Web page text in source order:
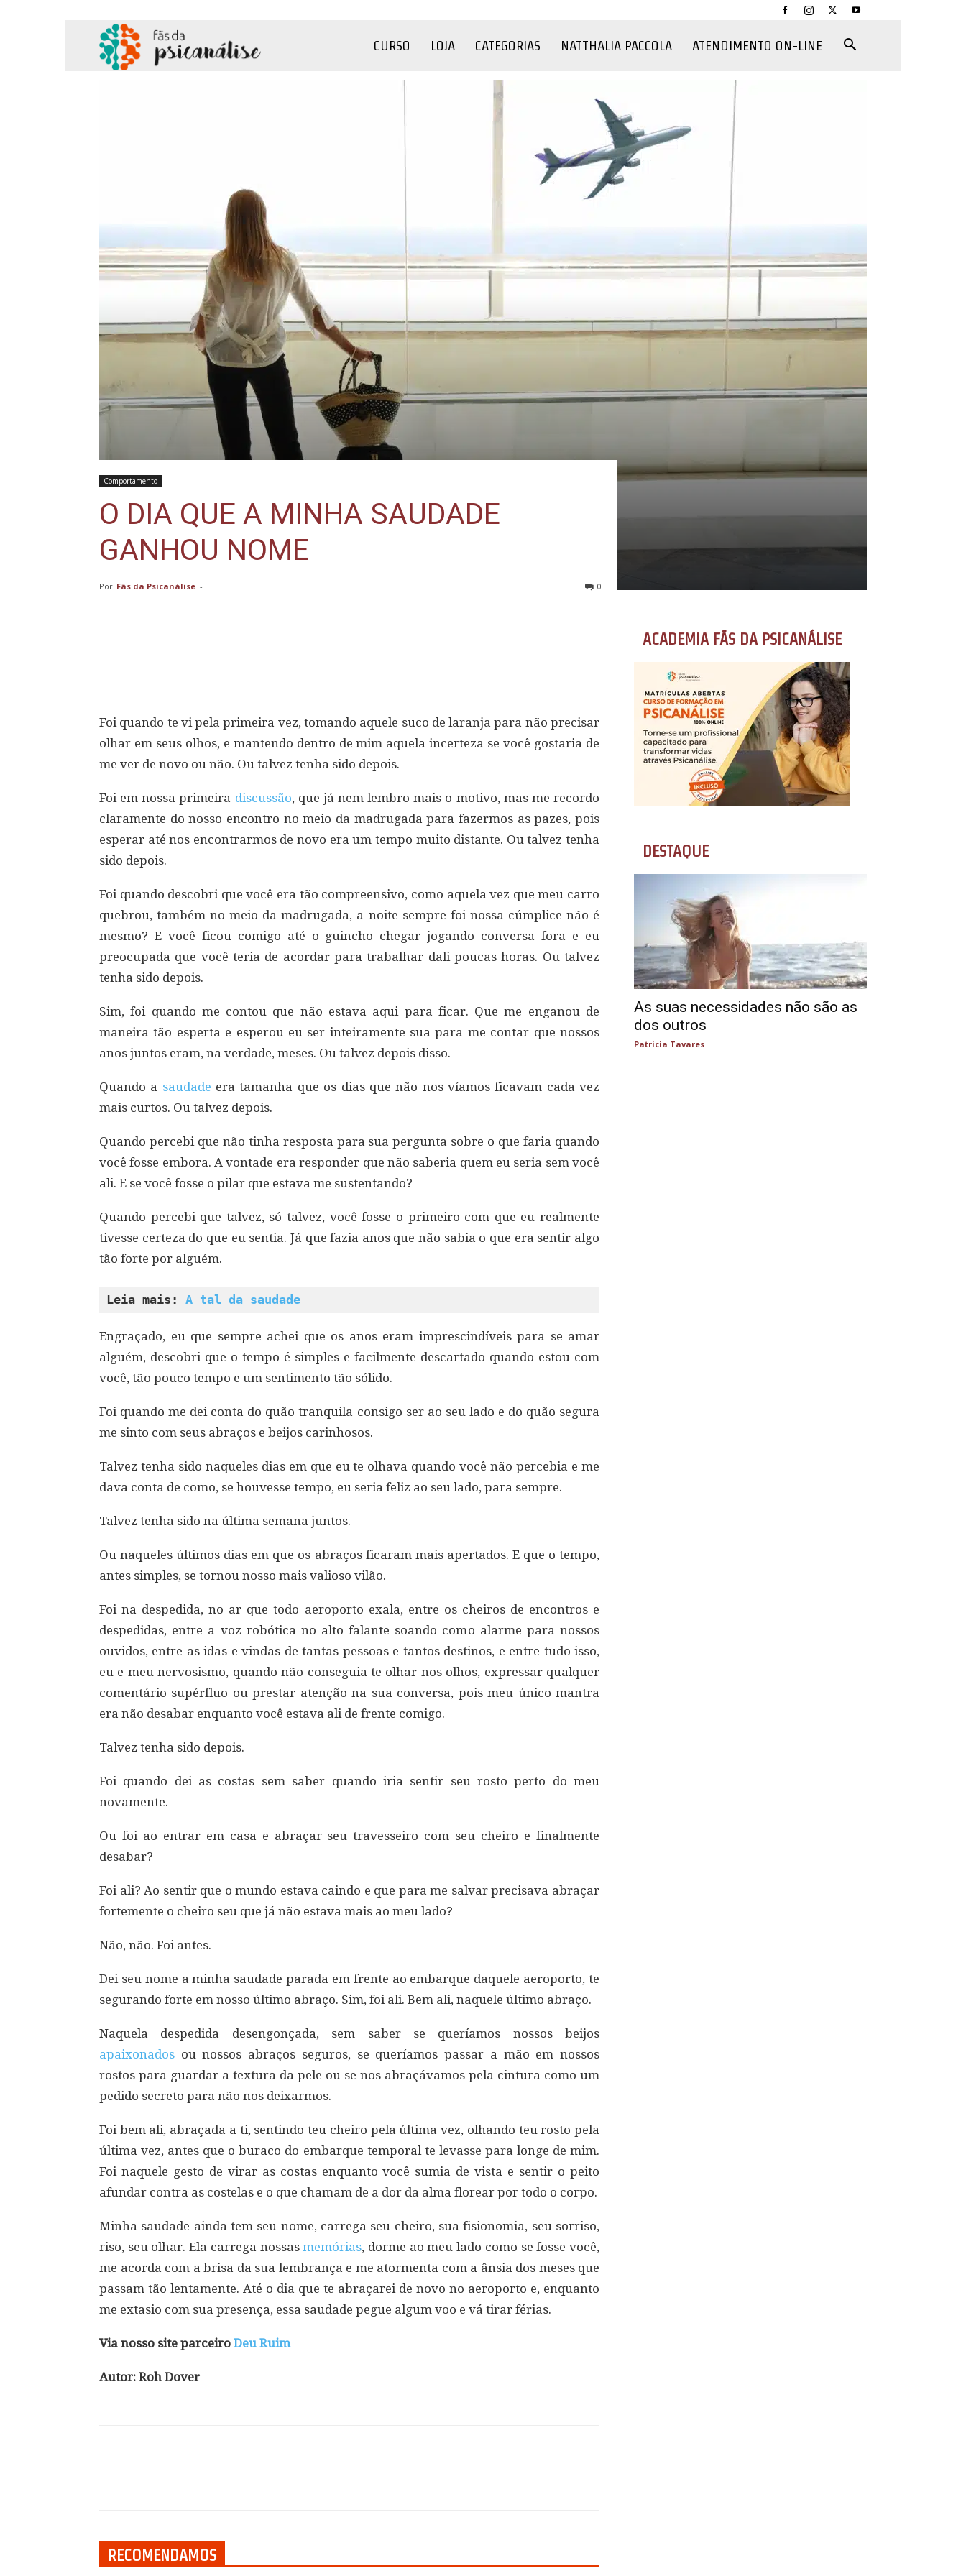
CURSO LOJA CATEGORIAS NATTHALIA PACCOLA ATENDIMENTO ON-LINE
Comportamento
O DIA QUE A MINHA SAUDADE
GANHOU NOME
Por Fãs da Psicanálise - 0
Foi quando te vi pela primeira vez, tomando aquele suco de laranja para não precisar
olhar em seus olhos, e mantendo dentro de mim aquela incerteza se você gostaria de
me ver de novo ou não. Ou talvez tenha sido depois.
Foi em nossa primeira discussão, que já nem lembro mais o motivo, mas me recordo
claramente do nosso encontro no meio da madrugada para fazermos as pazes, pois
esperar até nos encontrarmos de novo era um tempo muito distante. Ou talvez tenha
sido depois.
Foi quando descobri que você era tão compreensivo, como aquela vez que meu carro
quebrou, também no meio da madrugada, a noite sempre foi nossa cúmplice não é
mesmo? E você ficou comigo até o guincho chegar jogando conversa fora e eu
preocupada que você teria de acordar para trabalhar dali poucas horas. Ou talvez
tenha sido depois.
Sim, foi quando me contou que não estava aqui para ficar. Que me enganou de
maneira tão esperta e esperou eu ser inteiramente sua para me contar que nossos
anos juntos eram, na verdade, meses. Ou talvez depois disso.
Quando a saudade era tamanha que os dias que não nos víamos ficavam cada vez
mais curtos. Ou talvez depois.
Quando percebi que não tinha resposta para sua pergunta sobre o que faria quando
você fosse embora. A vontade era responder que não saberia quem eu seria sem você
ali. E se você fosse o pilar que estava me sustentando?
Quando percebi que talvez, só talvez, você fosse o primeiro com que eu realmente
tivesse certeza do que eu sentia. Já que fazia anos que não sabia o que era sentir algo
tão forte por alguém.
Leia mais: A tal da saudade
Engraçado, eu que sempre achei que os anos eram imprescindíveis para se amar
alguém, descobri que o tempo é simples e facilmente descartado quando estou com
você, tão pouco tempo e um sentimento tão sólido.
Foi quando me dei conta do quão tranquila consigo ser ao seu lado e do quão segura
me sinto com seus abraços e beijos carinhosos.
Talvez tenha sido naqueles dias em que eu te olhava quando você não percebia e me
dava conta de como, se houvesse tempo, eu seria feliz ao seu lado, para sempre.
Talvez tenha sido na última semana juntos.
Ou naqueles últimos dias em que os abraços ficaram mais apertados. E que o tempo,
antes simples, se tornou nosso mais valioso vilão.
Foi na despedida, no ar que todo aeroporto exala, entre os cheiros de encontros e
despedidas, entre a voz robótica no alto falante soando como alarme para nossos
ouvidos, entre as idas e vindas de tantas pessoas e tantos destinos, e entre tudo isso,
eu e meu nervosismo, quando não conseguia te olhar nos olhos, expressar qualquer
comentário supérfluo ou prestar atenção na sua conversa, pois meu único mantra
era não desabar enquanto você estava ali de frente comigo.
Talvez tenha sido depois.
Foi quando dei as costas sem saber quando iria sentir seu rosto perto do meu
novamente.
Ou foi ao entrar em casa e abraçar seu travesseiro com seu cheiro e finalmente
desabar?
Foi ali? Ao sentir que o mundo estava caindo e que para me salvar precisava abraçar
fortemente o cheiro seu que já não estava mais ao meu lado?
Não, não. Foi antes.
Dei seu nome a minha saudade parada em frente ao embarque daquele aeroporto, te
segurando forte em nosso último abraço. Sim, foi ali. Bem ali, naquele último abraço.
Naquela despedida desengonçada, sem saber se queríamos nossos beijos
apaixonados ou nossos abraços seguros, se queríamos passar a mão em nossos
rostos para guardar a textura da pele ou se nos abraçávamos pela cintura como um
pedido secreto para não nos deixarmos.
Foi bem ali, abraçada a ti, sentindo teu cheiro pela última vez, olhando teu rosto pela
última vez, antes que o buraco do embarque temporal te levasse para longe de mim.
Foi naquele gesto de virar as costas enquanto você sumia de vista e sentir o peito
afundar contra as costelas e o que chamam de a dor da alma florear por todo o corpo.
Minha saudade ainda tem seu nome, carrega seu cheiro, sua fisionomia, seu sorriso,
riso, seu olhar. Ela carrega nossasmemórias, dorme ao meu lado como se fosse você,
me acorda com a brisa da sua lembrança e me atormenta com a ânsia dos meses que
passam tão lentamente. Até o dia que te abraçarei de novo no aeroporto e, enquanto
me extasio com sua presença, essa saudade pegue algum voo e vá tirar férias.
Via nosso site parceiro Deu Ruim
Autor: Roh Dover
RECOMENDAMOS
ACADEMIA FÃS DA PSICANÁLISE
DESTAQUE
As suas necessidades não são as
dos outros
Patricia Tavares